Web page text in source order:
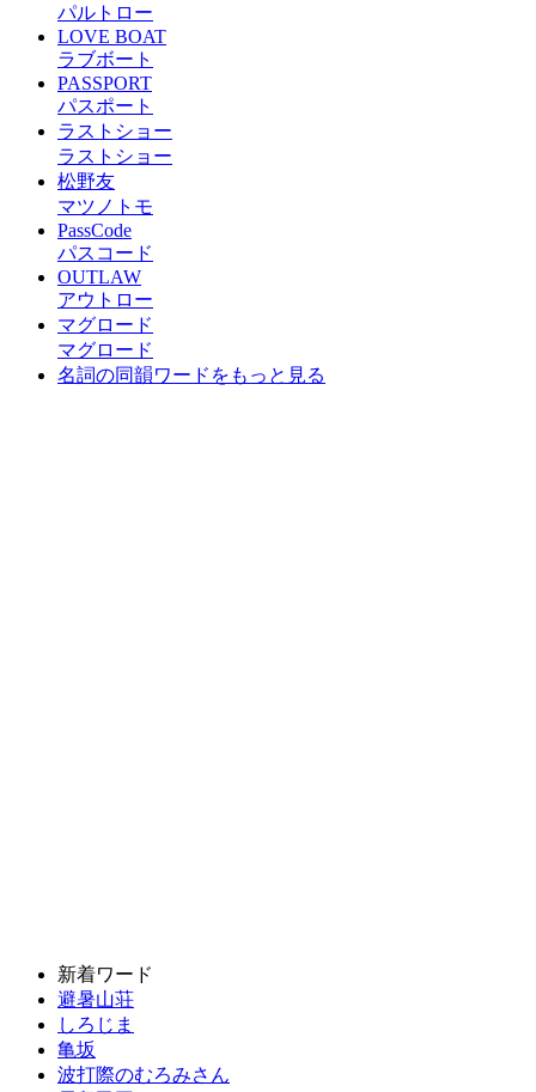
パルトロー
LOVE BOAT
ラブボート
PASSPORT
パスポート
ラストショー
ラストショー
松野友
マツノトモ
PassCode
パスコード
OUTLAW
アウトロー
マグロード
マグロード
名詞の同韻ワードをもっと見る
新着ワード
避暑山荘
しろじま
亀坂
波打際のむろみさん